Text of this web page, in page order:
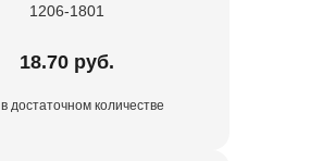
1206-1801
18.70 руб.
в достаточном количестве